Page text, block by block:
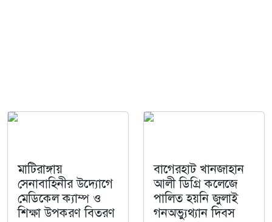
মাটিরাঙ্গায়
সেনাবাহিনীর উদ্যোগে
মেডিকেল ক্যাম্প ও
শিক্ষা উপকরণ বিতরণ
বাগেরহাট খানজাহান
আলী ডিগ্রি কলেজে
পালিত হয়নি জুলাই
গনঅভ্যুথ্যান দিবস